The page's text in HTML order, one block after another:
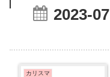
2023-07
カリスマ